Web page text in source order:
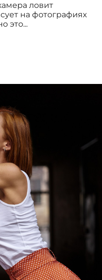
ловит
на фотографиях
это...